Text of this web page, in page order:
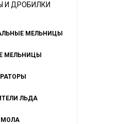
И ДРОБИЛКИ
МЕЛЬНИЦЫ
МЕЛЬНИЦЫ
ЛЬДА